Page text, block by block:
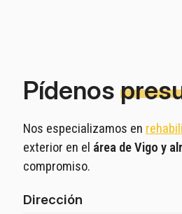
Pídenos
Nos especializamos en
exterior en el área de Vigo y
compromiso.
Dirección